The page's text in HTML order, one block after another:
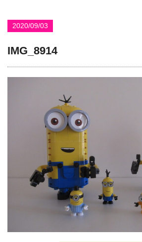
2020/09/03
IMG_8914